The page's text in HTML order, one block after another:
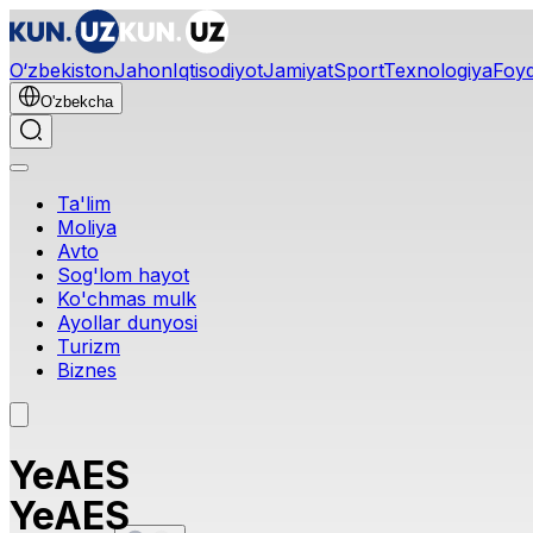
O‘zbekistonJahonIqtisodiyotJamiyatSportTexnologiya
O'zbekcha
Ta'lim
Moliya
Avto
Sog'lom hayot
Ko'chmas mulk
Ayollar dunyosi
Turizm
Biznes
YeAES
YeAES